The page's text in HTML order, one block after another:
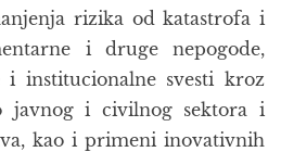
rizika od katastrofa i
i druge nepogode,
i institucionalne svesti kroz
javnog i civilnog sektora i
kao i primeni inovativnih